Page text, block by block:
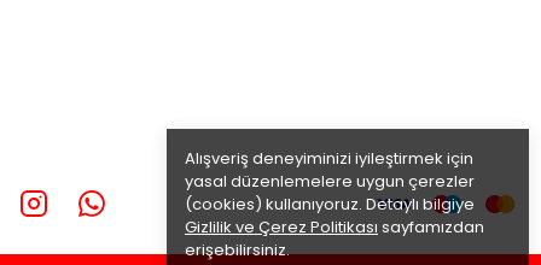
Alışveriş deneyiminizi iyileştirmek için
yasal düzenlemelere uygun çerezler
(cookies) kullanıyoruz. Detaylı bilgiye
Gizlilik ve Çerez Politikası sayfamızdan
erişebilirsiniz.